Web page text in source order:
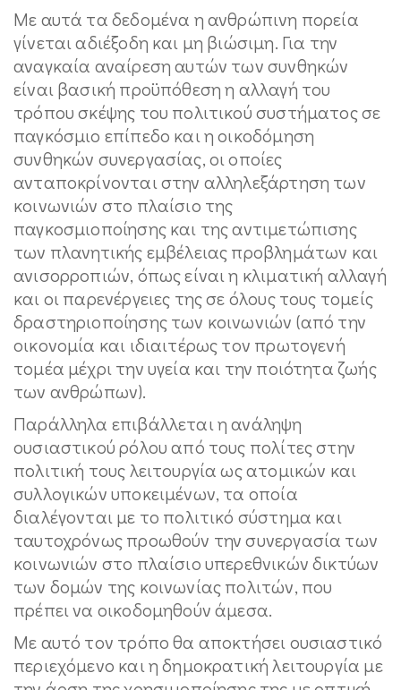
Με αυτά τα δεδομένα η ανθρώπινη πορεία
γίνεται αδιέξοδη και μη βιώσιμη. Για την
αναγκαία αναίρεση αυτών των συνθηκών
είναι βασική προϋπόθεση η αλλαγή του
τρόπου σκέψης του πολιτικού συστήματος σε
παγκόσμιο επίπεδο και η οικοδόμηση
συνθηκών συνεργασίας, οι οποίες
ανταποκρίνονται στην αλληλεξάρτηση των
κοινωνιών στο πλαίσιο της
παγκοσμιοποίησης και της αντιμετώπισης
των πλανητικής εμβέλειας προβλημάτων και
ανισορροπιών, όπως είναι η κλιματική αλλαγή
και οι παρενέργειες της σε όλους τους τομείς
δραστηριοποίησης των κοινωνιών (από την
οικονομία και ιδιαιτέρως τον πρωτογενή
τομέα μέχρι την υγεία και την ποιότητα ζωής
των ανθρώπων).
Παράλληλα επιβάλλεται η ανάληψη
ουσιαστικού ρόλου από τους πολίτες στην
πολιτική τους λειτουργία ως ατομικών και
συλλογικών υποκειμένων, τα οποία
διαλέγονται με το πολιτικό σύστημα και
ταυτοχρόνως προωθούν την συνεργασία των
κοινωνιών στο πλαίσιο υπερεθνικών δικτύων
των δομών της κοινωνίας πολιτών, που
πρέπει να οικοδομηθούν άμεσα.
Με αυτό τον τρόπο θα αποκτήσει ουσιαστικό
περιεχόμενο και η δημοκρατική λειτουργία με